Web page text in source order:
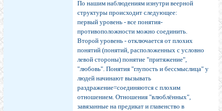
По нашим наблюдениям изнутри веерной
структуры происходит следующее:
первый уровень - все понятия-
противоположности можно соединить.
Второй уровень - отключается от плохих
понятий (понятий, расположенных с условно
левой стороны) понятие "притяжение",
"любовь". Понятия "глупость и бессмыслица" у
людей начинают вызывать
раздражение=соединяются с плохим
отношением. Отношения "влюблённых",
завязанные на предикат и главенство в